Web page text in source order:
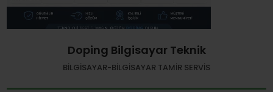
Doping Bilgisayar Teknik
BILGISAYAR-BILGISAYAR TAMIR SERVIS